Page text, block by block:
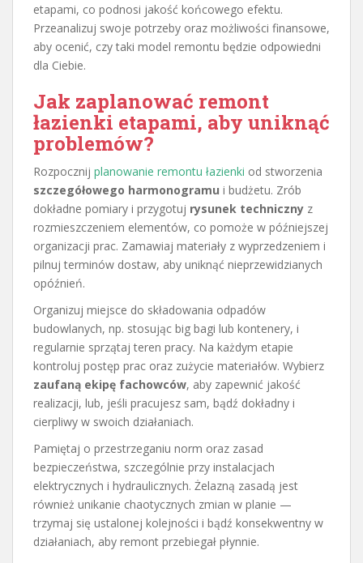
etapami, co podnosi jakość końcowego efektu.
Przeanalizuj swoje potrzeby oraz możliwości finansowe,
aby ocenić, czy taki model remontu będzie odpowiedni
dla Ciebie.
Jak zaplanować remont
łazienki etapami, aby uniknąć
problemów?
Rozpocznij planowanie remontu łazienki od stworzenia
szczegółowego harmonogramu i budżetu. Zrób
dokładne pomiary i przygotuj rysunek techniczny z
rozmieszczeniem elementów, co pomoże w późniejszej
organizacji prac. Zamawiaj materiały z wyprzedzeniem i
pilnuj terminów dostaw, aby uniknąć nieprzewidzianych
opóźnień.
Organizuj miejsce do składowania odpadów
budowlanych, np. stosując big bagi lub kontenery, i
regularnie sprzątaj teren pracy. Na każdym etapie
kontroluj postęp prac oraz zużycie materiałów. Wybierz
zaufaną ekipę fachowców, aby zapewnić jakość
realizacji, lub, jeśli pracujesz sam, bądź dokładny i
cierpliwy w swoich działaniach.
Pamiętaj o przestrzeganiu norm oraz zasad
bezpieczeństwa, szczególnie przy instalacjach
elektrycznych i hydraulicznych. Żelazną zasadą jest
również unikanie chaotycznych zmian w planie —
trzymaj się ustalonej kolejności i bądź konsekwentny w
działaniach, aby remont przebiegał płynnie.